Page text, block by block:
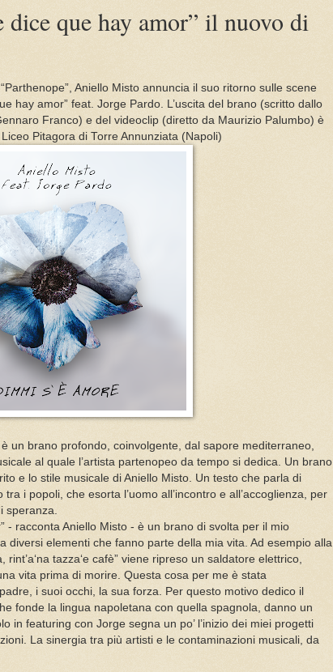
dice que hay amor” il nuovo di
Aniello Misto annuncia il suo ritorno sulle scene
hay amor” feat. Jorge Pardo. L’uscita del brano (scritto dallo
Franco) e del videoclip (diretto da Maurizio Palumbo) è
Pitagora di Torre Annunziata (Napoli)
un brano profondo, coinvolgente, dal sapore mediterraneo,
al quale l’artista partenopeo da tempo si dedica. Un brano
e lo stile musicale di Aniello Misto. Un testo che parla di
i popoli, che esorta l’uomo all’incontro e all’accoglienza, per
speranza.
- racconta Aniello Misto - è un brano di svolta per il mio
diversi elementi che fanno parte della mia vita. Ad esempio alla
rint’a‘na tazza‘e cafè” viene ripreso un saldatore elettrico,
vita prima di morire. Questa cosa per me è stata
i suoi occhi, la sua forza. Per questo motivo dedico il
fonde la lingua napoletana con quella spagnola, danno un
in featuring con Jorge segna un po’ l’inizio dei miei progetti
La sinergia tra più artisti e le contaminazioni musicali, da